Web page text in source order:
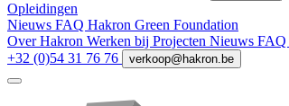
Opleidingen
Nieuws FAQ Hakron Green Foundation
Over Hakron Werken bij Projecten Nieuws FAQ
+32 (0)54 31 76 76
verkoop@hakron.be